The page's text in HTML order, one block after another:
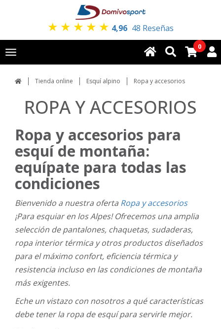
★ ★ ★ ★ ★ 4,96 48 Reseñas
Toggle
navigation
0
Tienda online Esquí alpino Ropa y accesorios
ROPA Y ACCESORIOS
Ropa y accesorios para
esquí de montaña:
equípate para todas las
condiciones
Bienvenido a nuestra oferta Ropa y accesorios
¡Para esquiar en los Alpes! Ofrecemos una amplia
selección de pantalones, chaquetas, sudaderas,
ropa interior térmica y otros productos diseñados
para el máximo confort, eficiencia térmica y
resistencia incluso en las condiciones de montaña
más exigentes.
Eche un vistazo con nosotros a qué características
debe tener la ropa de esquí para servirle mejor.